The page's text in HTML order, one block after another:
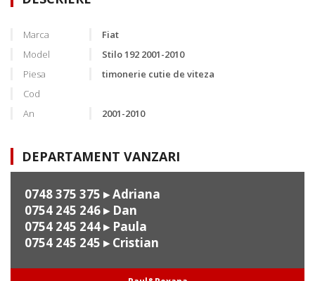
Marca
Fiat
Model
Stilo 192 2001-2010
Piesa
timonerie cutie de viteza
Cod
An
2001-2010
DEPARTAMENT VANZARI
0748 375 375 ▸ Adriana
0754 245 246▸ Dan
0754 245 244▸ Paula
0754 245 245 ▸ Cristian